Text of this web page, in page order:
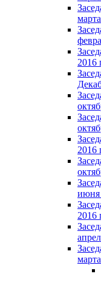
2016
2016
июня
2016